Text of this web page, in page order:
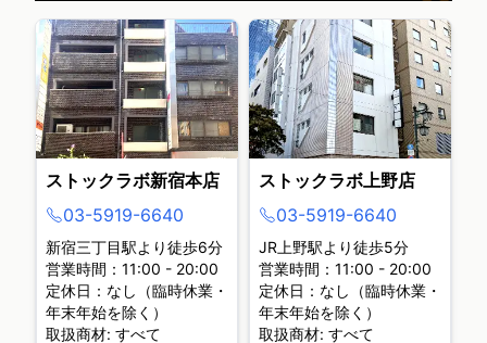
ストックラボ新宿本店
03-5919-6640
新宿三丁目駅より徒歩6分
営業時間：11:00 - 20:00
定休日：なし（臨時休業・
年末年始を除く）
取扱商材: すべて
ストックラボ上野店
03-5919-6640
JR上野駅より徒歩5分
営業時間：11:00 - 20:00
定休日：なし（臨時休業・
年末年始を除く）
取扱商材: すべて